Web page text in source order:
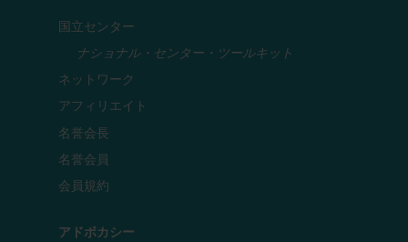
国立センター
ナショナル・センター・ツールキット
ネットワーク
アフィリエイト
名誉会長
名誉会員
会員規約
アドボカシー